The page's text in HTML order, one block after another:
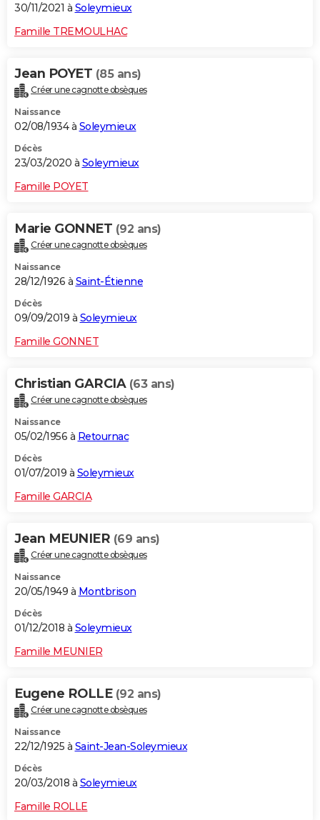
30/11/2021 à Soleymieux
Famille TREMOULHAC
Jean POYET (85 ans)
Créer une cagnotte obsèques
Naissance
02/08/1934 à Soleymieux
Décès
23/03/2020 à Soleymieux
Famille POYET
Marie GONNET (92 ans)
Créer une cagnotte obsèques
Naissance
28/12/1926 à Saint-Étienne
Décès
09/09/2019 à Soleymieux
Famille GONNET
Christian GARCIA (63 ans)
Créer une cagnotte obsèques
Naissance
05/02/1956 à Retournac
Décès
01/07/2019 à Soleymieux
Famille GARCIA
Jean MEUNIER (69 ans)
Créer une cagnotte obsèques
Naissance
20/05/1949 à Montbrison
Décès
01/12/2018 à Soleymieux
Famille MEUNIER
Eugene ROLLE (92 ans)
Créer une cagnotte obsèques
Naissance
22/12/1925 à Saint-Jean-Soleymieux
Décès
20/03/2018 à Soleymieux
Famille ROLLE